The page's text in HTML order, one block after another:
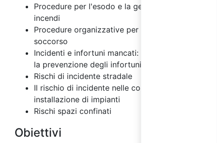
Procedure per l'esodo e la gestione degli
incendi
Procedure organizzative per il primo
soccorso
Incidenti e infortuni mancati: importanza per
la prevenzione degli infortuni
Rischi di incidente stradale
Il rischio di incidente nelle costruzioni e
installazione di impianti
Rischi spazi confinati
Obiettivi